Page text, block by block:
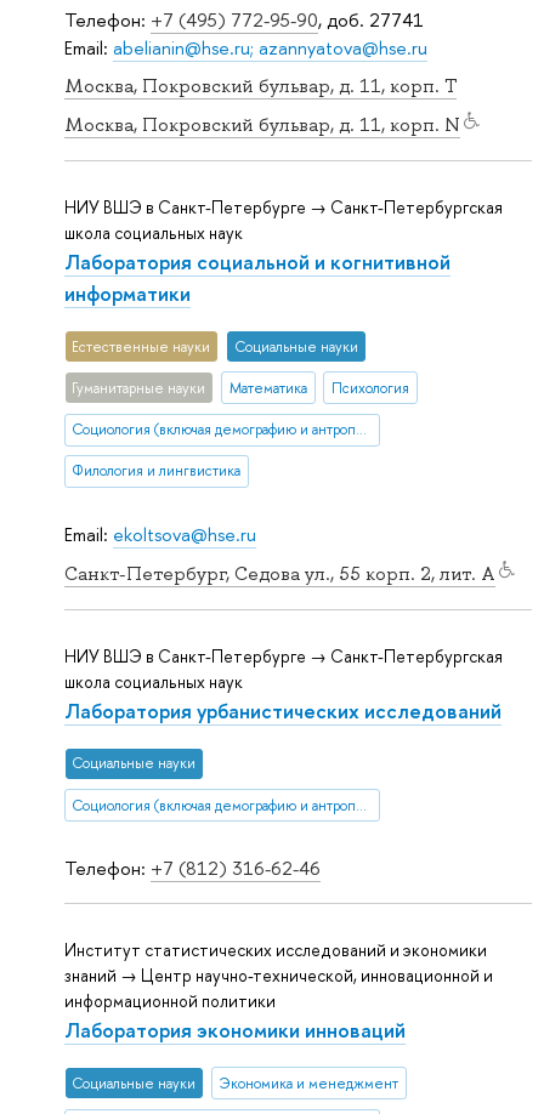
Телефон: +7 (495) 772-95-90, доб. 27741
Email: abelianin@hse.ru; azannyatova@hse.ru
Москва, Покровский бульвар, д. 11, корп. T
Москва, Покровский бульвар, д. 11, корп. N
Email: ekoltsova@hse.ru
Санкт-Петербург, Седова ул., 55 корп. 2, лит. А
НИУ ВШЭ в Санкт-Петербурге → Санкт-Петербургская
школа социальных наук
Лаборатория социальной и когнитивной
информатики
Естественные науки Социальные науки
Гуманитарные науки Математика Психология
Социология (включая демографию и антропологию)
Филология и лингвистика
Телефон: +7 (812) 316-62-46
НИУ ВШЭ в Санкт-Петербурге → Санкт-Петербургская
школа социальных наук
Лаборатория урбанистических исследований
Социальные науки
Социология (включая демографию и антропологию)
Институт статистических исследований и экономики
знаний → Центр научно-технической, инновационной и
информационной политики
Лаборатория экономики инноваций
Социальные науки Экономика и менеджмент